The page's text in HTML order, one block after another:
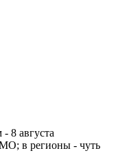
8 августа
в регионы - чуть